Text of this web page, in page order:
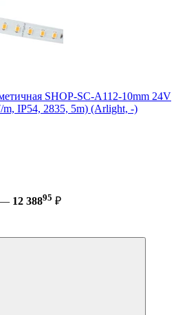
SHOP-SC-A112-10mm 24V
m, IP54, 2835, 5m) (Arlight, -)
— 12 38895 ₽